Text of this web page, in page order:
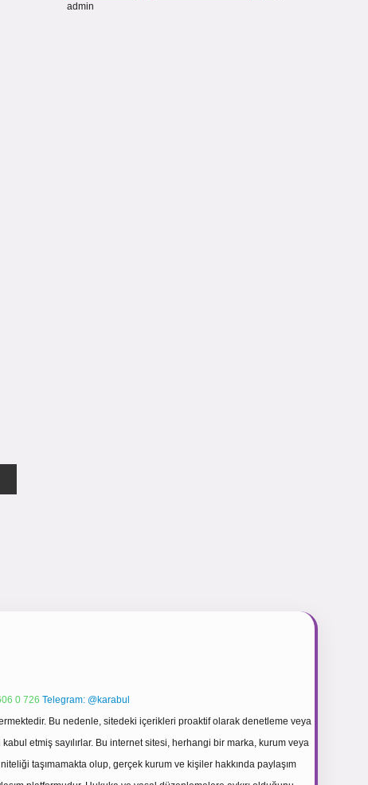
admin
0 726 Telegram: @karabul
Bu nedenle, sitedeki içerikleri proaktif olarak denetleme veya
etmiş sayılırlar. Bu internet sitesi, herhangi bir marka, kurum veya
taşımamakta olup, gerçek kurum ve kişiler hakkında paylaşım